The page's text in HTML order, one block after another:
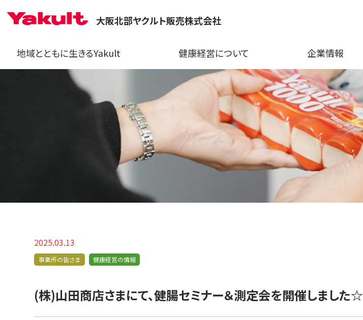
大阪北部ヤクルト販売株式会社
地域とともに生きるYakult 健康経営について 企業情報
2025.03.13
事業所の皆さま 健康経営の情報
(株)山田商店さまにて、健腸セミナー＆測定会を開催しました☆